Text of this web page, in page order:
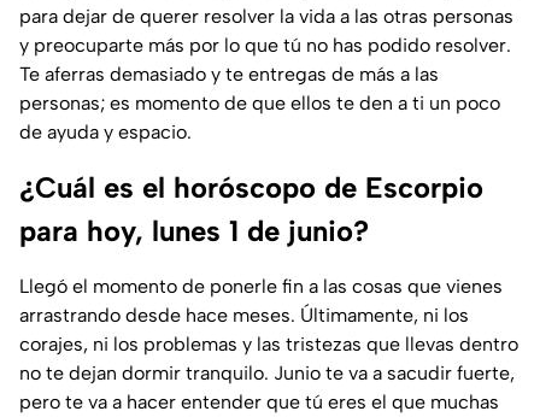
para dejar de querer resolver la vida a las otras personas
y preocuparte más por lo que tú no has podido resolver.
Te aferras demasiado y te entregas de más a las
personas; es momento de que ellos te den a ti un poco
de ayuda y espacio.
¿Cuál es el horóscopo de Escorpio
para hoy, lunes 1 de junio?
Llegó el momento de ponerle fin a las cosas que vienes
arrastrando desde hace meses. Últimamente, ni los
corajes, ni los problemas y las tristezas que llevas dentro
no te dejan dormir tranquilo. Junio te va a sacudir fuerte,
pero te va a hacer entender que tú eres el que muchas